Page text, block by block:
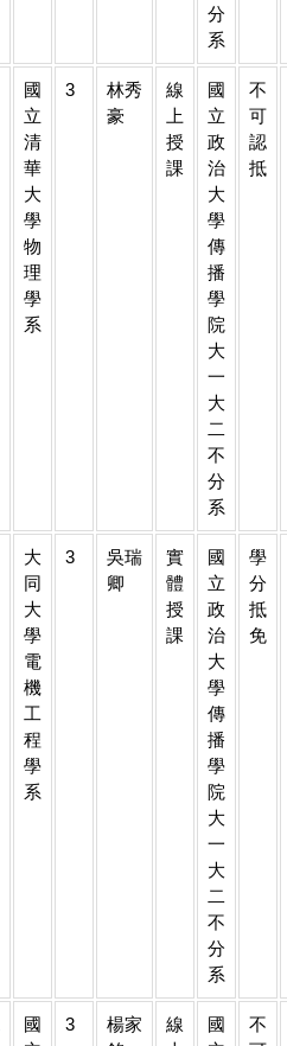
分
系
國
立
清
華
大
學
物
理
學
系
3
林秀
豪
線
上
授
課
國
立
政
治
大
學
傳
播
學
院
大
一
大
二
不
分
系
不
可
認
抵
大
同
大
學
電
機
工
程
學
系
3
吳瑞
卿
實
體
授
課
國
立
政
治
大
學
傳
播
學
院
大
一
大
二
不
分
系
學
分
抵
免
國
3
楊家
線
國
不